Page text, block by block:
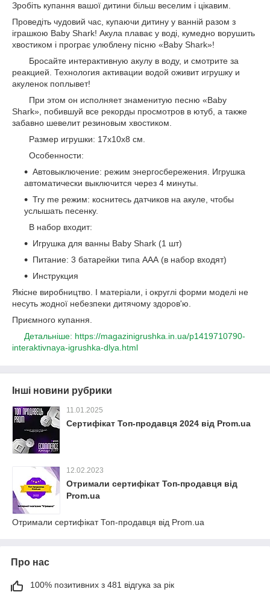
Зробіть купання вашої дитини більш веселим і цікавим.
Проведіть чудовий час, купаючи дитину у ванній разом з
іграшкою Baby Shark! Акула плаває у воді, кумедно ворушить
хвостиком і програє улюблену пісню «Baby Shark»!
Бросайте интерактивную акулу в воду, и смотрите за
реакцией. Технология активации водой оживит игрушку и
акуленок поплывет!
При этом он исполняет знаменитую песню «Baby
Shark», побившуй все рекорды просмотров в ютуб, а также
забавно шевелит резиновым хвостиком.
Размер игрушки: 17х10х8 см.
Особенности:
Автовыключение: режим энергосбережения. Игрушка
автоматически выключится через 4 минуты.
Try me режим: коснитесь датчиков на акуле, чтобы
услышать песенку.
В набор входит:
Игрушка для ванны Baby Shark (1 шт)
Питание: 3 батарейки типа ААА (в набор входят)
Инструкция
Якісне виробництво. І матеріали, і округлі форми моделі не
несуть жодної небезпеки дитячому здоров'ю.
Приємного купання.
Детальніше: https://magazinigrushka.in.ua/p1419710790-
interaktivnaya-igrushka-dlya.html
Інші новини рубрики
11.01.2025
Сертифікат Топ-продавця 2024 від Prom.ua
12.02.2023
Отримали сертифікат Топ-продавця від
Prom.ua
Отримали сертифікат Топ-продавця від Prom.ua
Про нас
100% позитивних з 481 відгука за рік